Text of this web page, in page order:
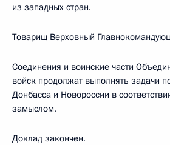
из западных стран.
Товарищ Верховный
Соединения и воинские части
войск продолжат выполнять задачи
Донбасса и Новороссии в
замыслом.
Доклад закончен.